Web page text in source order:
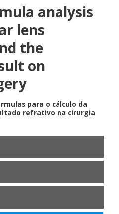
analysis
lens
the
on
para o cálculo da
refrativo na cirurgia